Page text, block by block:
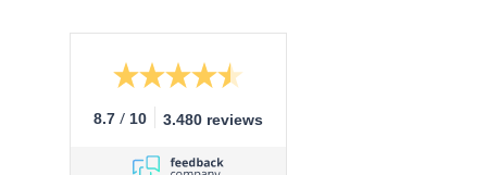
8.7 / 10 3.480 reviews